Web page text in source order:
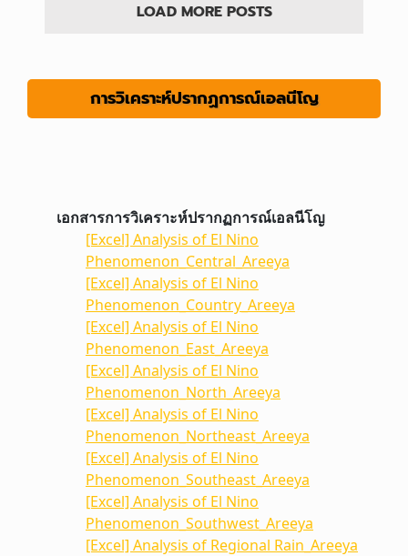
LOAD MORE POSTS
การวิเคราะห์ปรากฏการณ์เอลนีโญ
เอกสารการวิเคราะห์ปรากฏการณ์เอลนีโญ
[Excel] Analysis of El Nino
Phenomenon_Central_Areeya
[Excel] Analysis of El Nino
Phenomenon_Country_Areeya
[Excel] Analysis of El Nino
Phenomenon_East_Areeya
[Excel] Analysis of El Nino
Phenomenon_North_Areeya
[Excel] Analysis of El Nino
Phenomenon_Northeast_Areeya
[Excel] Analysis of El Nino
Phenomenon_Southeast_Areeya
[Excel] Analysis of El Nino
Phenomenon_Southwest_Areeya
[Excel] Analysis of Regional Rain_Areeya